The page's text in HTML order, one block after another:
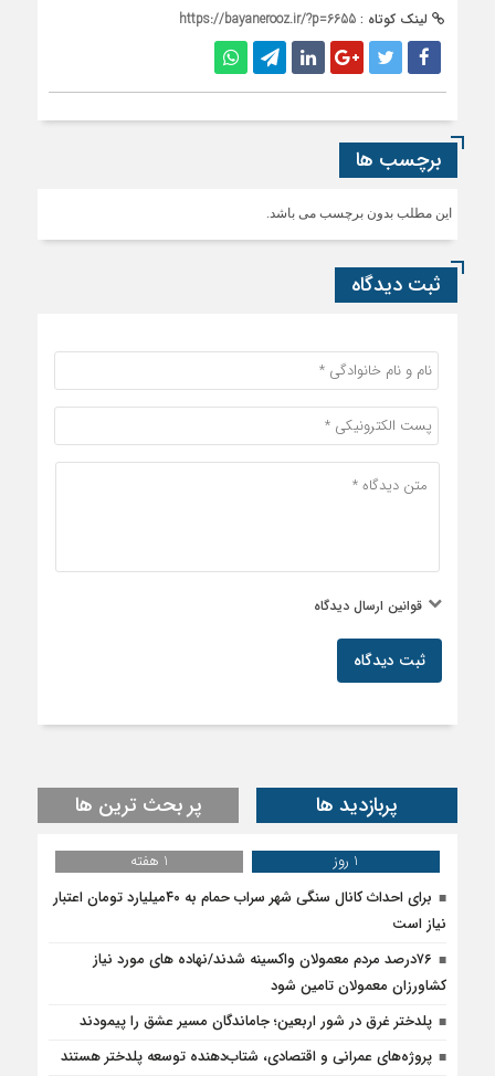
لینک کوتاه : https://bayanerooz.ir/?p=6655
برچسب ها
این مطلب بدون برچسب می باشد.
ثبت دیدگاه
قوانین ارسال دیدگاه
ثبت دیدگاه
پربازدید ها پر بحث ترین ها
1 روز
1 هفته
برای احداث کانال سنگی شهر سراب حمام به ۴۰میلیارد تومان اعتبار
نیاز است
۷۶درصد مردم معمولان واکسینه شدند/نهاده های مورد نیاز
کشاورزان معمولان تامین شود
پلدختر غرق در شور اربعین؛ جاماندگان مسیر عشق را پیمودند
پروژه‌های عمرانی و اقتصادی، شتاب‌دهنده توسعه پلدختر هستند